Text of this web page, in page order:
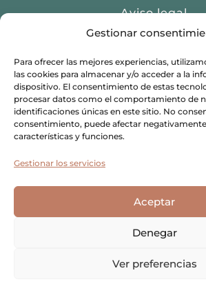
Gestionar
Para ofrecer las mejores experiencias,
las cookies para almacenar y/o acceder a la
dispositivo. El consentimiento de estas
procesar datos como el comportamiento de
identificaciones únicas en este sitio. No
consentimiento, puede afectar
características y funciones.
Gestionar los servicios
Aceptar
Denegar
Ver preferencias
Aviso legal
Política de
Política de
w 624 00 25 87
© 2026 Antes Tú
derechos